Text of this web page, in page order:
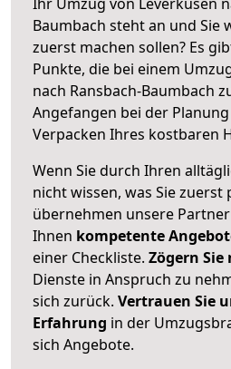
Baumbach steht an und Sie
zuerst machen sollen? Es
Punkte, die bei einem
nach Ransbach-Baumbach
Angefangen bei der
Verpacken Ihres kostbaren
Wenn Sie durch Ihren
nicht wissen, was Sie zuerst
übernehmen unsere
Ihnen kompetente
einer Checkliste. Zögern
Dienste in Anspruch zu
sich zurück. Vertrauen Sie
Erfahrung in der
sich Angebote.